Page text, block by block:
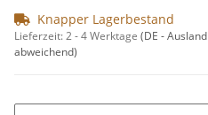
Knapper Lagerbestand
Lieferzeit:2 - 4 Werktage (DE - Ausland
abweichend)